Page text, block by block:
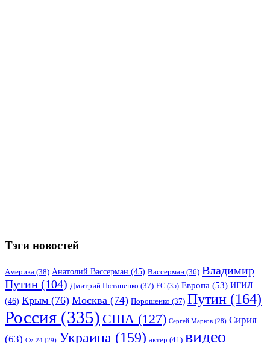
Тэги новостей
Америка (38) Анатолий Вассерман (45) Вассерман (36) Владимир
Путин (104) Дмитрий Потапенко (37) ЕС (35) Европа (53) ИГИЛ
(46) Крым (76) Москва (74) Порошенко (37) Путин (164)
Россия (335) США (127) Сергей Марков (28) Сирия
(63) Су-24 (29) Украина (159) актер (41) видео